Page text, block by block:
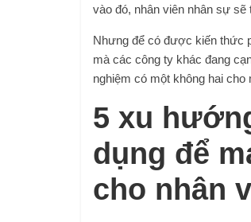
vào đó, nhân viên nhân sự
Nhưng để có được kiến ​​thức
mà các công ty khác đang
nghiệm có một không hai
5 xu
dụng để
cho nhân